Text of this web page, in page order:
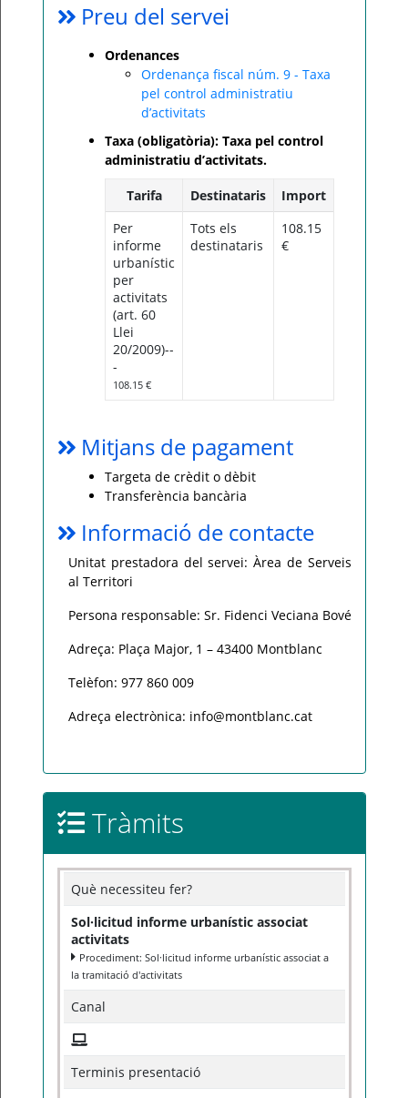
Preu del servei
Ordenances
Ordenança fiscal núm. 9 - Taxa
pel control administratiu
d’activitats
Taxa (obligatòria): Taxa pel control
administratiu d’activitats.
Tarifa Destinataris
Import
Per
informe
urbanístic
per
activitats
(art. 60
Llei
20/2009)--
-
108.15 €
Tots els
destinataris
108.15
€
Mitjans de pagament
Targeta de crèdit o dèbit
Transferència bancària
Informació de contacte
Unitat prestadora del servei: Àrea de Serveis
al Territori
Persona responsable: Sr. Fidenci Veciana Bové
Adreça: Plaça Major, 1 – 43400 Montblanc
Telèfon: 977 860 009
Adreça electrònica: info@montblanc.cat
Tràmits
Què necessiteu fer?
Sol·licitud informe urbanístic associat
activitats
Procediment: Sol·licitud informe urbanístic associat a
la tramitació d'activitats
Canal
Terminis presentació